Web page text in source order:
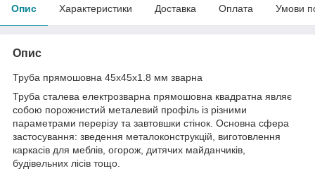
Опис Характеристики Доставка Оплата Умови
Опис
Труба прямошовна 45х45х1.8 мм зварна
Труба сталева електрозварна прямошовна квадратна являє
собою порожнистий металевий профіль із різними
параметрами перерізу та завтовшки стінок. Основна сфера
застосування: зведення металоконструкцій, виготовлення
каркасів для меблів, огорож, дитячих майданчиків,
будівельних лісів тощо.